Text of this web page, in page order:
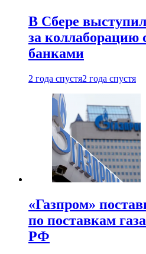
В Сбере
за коллаборацию
банками
2 года спустя2 года спустя
«Газпром»
по поставкам
РФ